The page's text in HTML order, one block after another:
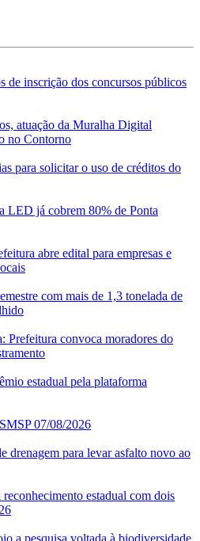
de inscrição dos concursos públicos
atuação da Muralha Digital
no Contorno
para solicitar o uso de créditos do
LED já cobrem 80% de Ponta
abre edital para empresas e
com mais de 1,3 tonelada de
Prefeitura convoca moradores do
estadual pela plataforma
07/08/2026
drenagem para levar asfalto novo ao
estadual com dois
a pesquisa voltada à biodiversidade